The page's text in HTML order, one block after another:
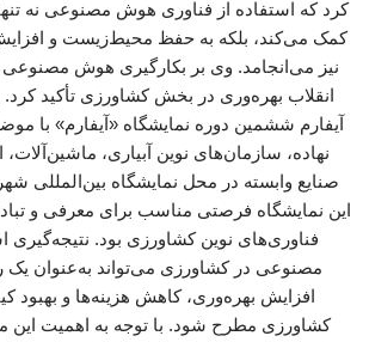
کرد که استفاده از فناوری هوش مصنوعی نه
کمک می‌کند، بلکه به حفظ محیط‌زیست و
نیز می‌انجامد. وی بر بکارگیری هوش
انقلاب بهره‌وری در بخش کشاورزی تأکید کرد.
آیفارم ششمین دوره نمایشگاه «آیفارم» با
نهاده، سازمان‌های نوین آبیاری، ماشین‌آلات،
صنایع وابسته در محل نمایشگاه بین‌المللی
این نمایشگاه فرصتی مناسب برای معرفی و
فناوری‌های نوین کشاورزی بود. نتیجه‌گیری
مصنوعی در کشاورزی می‌تواند به‌عنوان یک
افزایش بهره‌وری، کاهش هزینه‌ها و بهبود
کشاورزی مطرح شود. با توجه به اهمیت این